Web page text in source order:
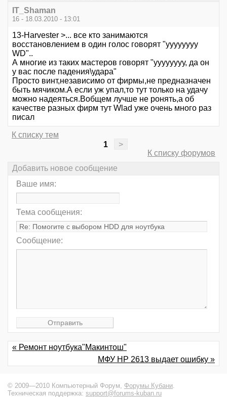
IT_Shaman
16 - 18.03.2010 - 13:01
13-Harvester >... все кто занимаются
восстановлением в один голос говорят "уууууууу
WD"..
А многие из таких мастеров говорят "уууууууу, да он
у вас после падения\удара"
Просто винт,независимо от фирмы,не предназначен
быть мячиком.А если уж упал,то тут только на удачу
можно надеяться.Вобщем лучше не ронять,а об
качестве разных фирм тут Wlad уже очень много раз
писал
К списку тем
1
>
К списку форумов
Добавить новое сообщение
Ваше имя:
Тема сообщения:
Сообщение:
« Ремонт ноутбука"Макинтош"
МФУ HP 2613 выдает ошибку »
© 2009—2010 Компьютерный Форум, Форумы Кубани.
Техническая поддержка: support@forums-kuban.ru